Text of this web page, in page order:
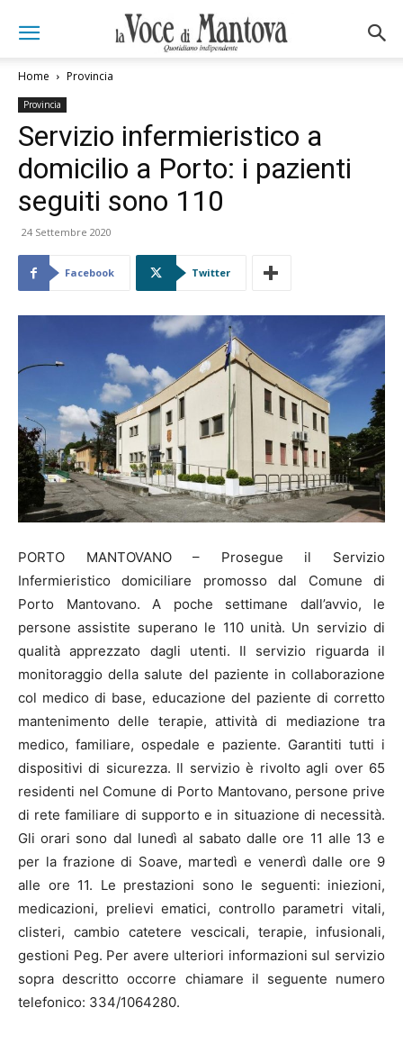
Home Provincia
Provincia
Servizio infermieristico a
domicilio a Porto: i pazienti
seguiti sono 110
24 Settembre 2020
Facebook Twitter
PORTO MANTOVANO – Prosegue il Servizio
Infermieristico domiciliare promosso dal Comune di
Porto Mantovano. A poche settimane dall’avvio, le
persone assistite superano le 110 unità. Un servizio di
qualità apprezzato dagli utenti. Il servizio riguarda il
monitoraggio della salute del paziente in collaborazione
col medico di base, educazione del paziente di corretto
mantenimento delle terapie, attività di mediazione tra
medico, familiare, ospedale e paziente. Garantiti tutti i
dispositivi di sicurezza. Il servizio è rivolto agli over 65
residenti nel Comune di Porto Mantovano, persone prive
di rete familiare di supporto e in situazione di necessità.
Gli orari sono dal lunedì al sabato dalle ore 11 alle 13 e
per la frazione di Soave, martedì e venerdì dalle ore 9
alle ore 11. Le prestazioni sono le seguenti: iniezioni,
medicazioni, prelievi ematici, controllo parametri vitali,
clisteri, cambio catetere vescicali, terapie, infusionali,
gestioni Peg. Per avere ulteriori informazioni sul servizio
sopra descritto occorre chiamare il seguente numero
telefonico: 334/1064280.